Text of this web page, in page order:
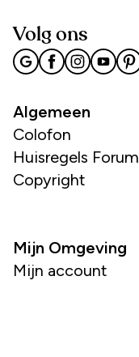
Volg ons
Algemeen
Colofon
Huisregels Forum
Copyright
Mijn Omgeving
Mijn account